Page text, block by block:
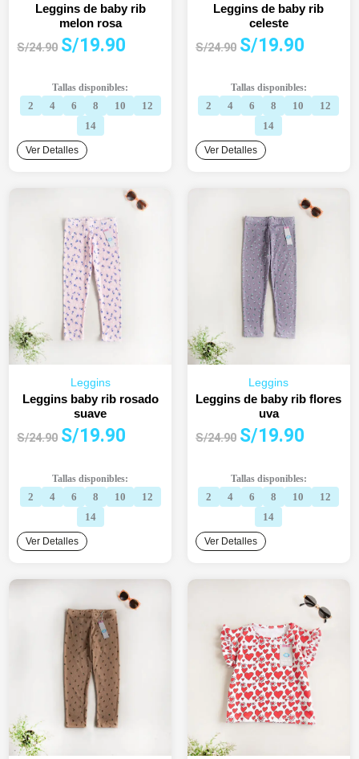
Leggins de baby rib
melon rosa
S/24.90
El
era:
S/24.90.
S/19.90
es:
S/19.90.
Tallas disponibles:
2 4 6 8 10
12
14
Ver Detalles
Leggins de baby rib
celeste
S/24.90
El
era:
S/24.90.
S/19.90
es:
S/19.90.
Tallas disponibles:
2 4 6 8 10
12
14
Ver Detalles
Leggins
Leggins baby rib rosado
suave
S/24.90
El
era:
S/24.90.
S/19.90
es:
S/19.90.
Tallas disponibles:
2 4 6 8 10
12
14
Ver Detalles
Leggins
Leggins de baby rib flores
uva
S/24.90
El
era:
S/24.90.
S/19.90
es:
S/19.90.
Tallas disponibles:
2 4 6 8 10
12
14
Ver Detalles